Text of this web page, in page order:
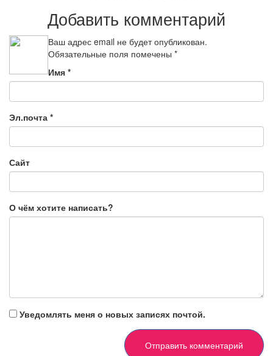
Добавить комментарий
Ваш адрес email не будет опубликован.
Обязательные поля помечены *
Имя *
Эл.почта *
Сайт
О чём хотите написать?
Уведомлять меня о новых записях почтой.